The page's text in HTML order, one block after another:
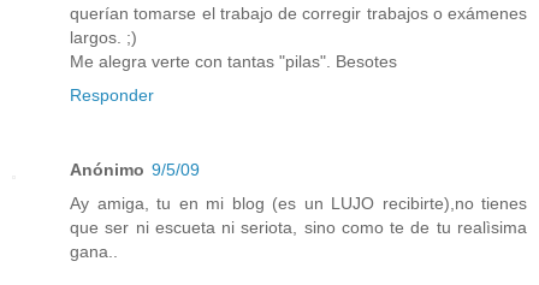
querían tomarse el trabajo de corregir trabajos o exámenes
largos. ;)
Me alegra verte con tantas "pilas". Besotes
Responder
Anónimo 9/5/09
Ay amiga, tu en mi blog (es un LUJO recibirte),no tienes
que ser ni escueta ni seriota, sino como te de tu realìsima
gana..